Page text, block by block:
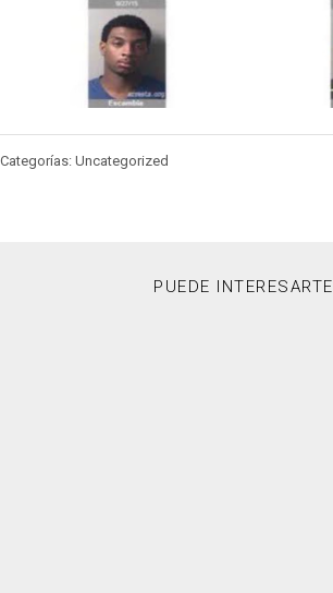
Categorías: Uncategorized
PUEDE INTERESARTE